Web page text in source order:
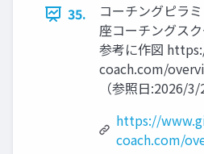
35.
コーチングピラ
座コーチングス
参考に作図
coach.com/
（参照日:2026/
https://
coach.com/